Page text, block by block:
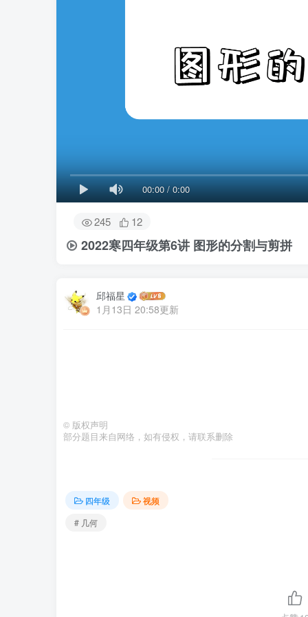
00:00/0:00
245 12
2022寒四年级第6讲 图形的分割与剪拼
邱福星
1月13日 20:58更新
© 版权声明
部分题目来自网络，如有侵权，请联系删除
四年级
视频
# 几何